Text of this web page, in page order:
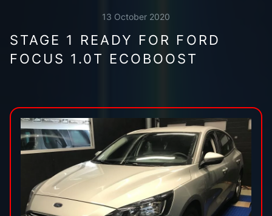
13 October 2020
STAGE 1 READY FOR FORD
FOCUS 1.0T ECOBOOST